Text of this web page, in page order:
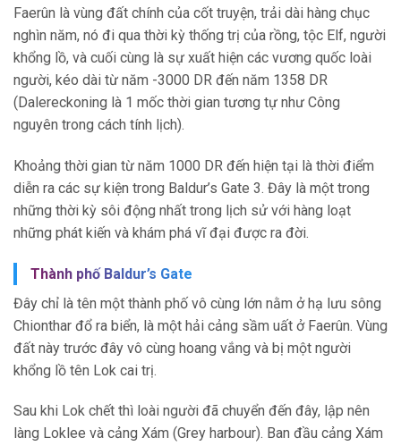
Faerûn là vùng đất chính của cốt truyện, trải dài hàng chục
nghìn năm, nó đi qua thời kỳ thống trị của rồng, tộc Elf, người
khổng lồ, và cuối cùng là sự xuất hiện các vương quốc loài
người, kéo dài từ năm -3000 DR đến năm 1358 DR
(Dalereckoning là 1 mốc thời gian tương tự như Công
nguyên trong cách tính lịch).
Khoảng thời gian từ năm 1000 DR đến hiện tại là thời điểm
diễn ra các sự kiện trong Baldur’s Gate 3. Đây là một trong
những thời kỳ sôi động nhất trong lịch sử với hàng loạt
những phát kiến và khám phá vĩ đại được ra đời.
Thành phố Baldur’s Gate
Đây chỉ là tên một thành phố vô cùng lớn nằm ở hạ lưu sông
Chionthar đổ ra biển, là một hải cảng sầm uất ở Faerûn. Vùng
đất này trước đây vô cùng hoang vắng và bị một người
khổng lồ tên Lok cai trị.
Sau khi Lok chết thì loài người đã chuyển đến đây, lập nên
làng Loklee và cảng Xám (Grey harbour). Ban đầu cảng Xám